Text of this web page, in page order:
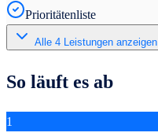
Prioritätenliste
Alle 4 Leistungen anzeigen
So läuft es ab
1